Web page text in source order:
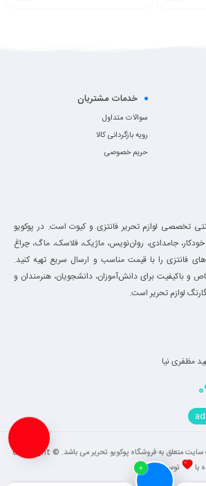
0
خدمات مشتریان
سوالات متداول
رویه بازگردانی کالا
حریم خصوصی
تخصصی لوازم تحریر فانتزی و کیوت است. در پوکویو
خودکار، جامدادی، روان‌نویس، ماژیک، فلاسک، ماگ، چراغ
فانتزی را با قیمت مناسب و ارسال سریع تهیه کنید.
و باکیفیت برای دانش‌آموزان، دانشجویان، هنرمندان و
لوازم تحریر است.
مظفری نیا
کلیه حقوق مادی و معنوی این وب سایت متعلق به فروشگاه پوکویو تحریر می باشد. Copyright ©
توسط فاضل “